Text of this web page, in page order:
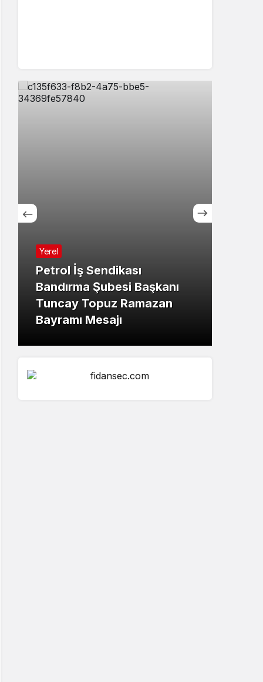
Yerel
Petrol İş Sendikası
Bandırma Şubesi Başkanı
Tuncay Topuz Ramazan
Bayramı Mesajı